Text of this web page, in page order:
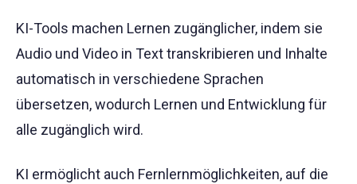
KI-Tools machen Lernen zugänglicher, indem sie
Audio und Video in Text transkribieren und Inhalte
automatisch in verschiedene Sprachen
übersetzen, wodurch Lernen und Entwicklung für
alle zugänglich wird.
KI ermöglicht auch Fernlernmöglichkeiten, auf die